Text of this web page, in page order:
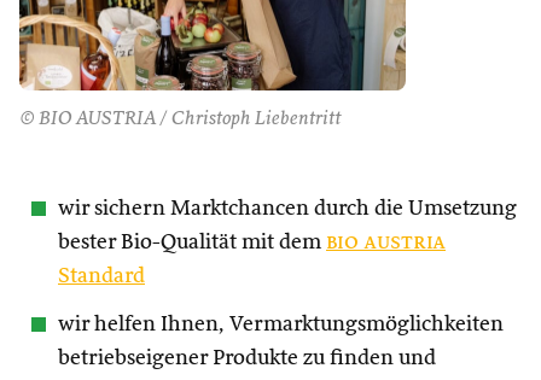
© BIO AUSTRIA / Christoph Liebentritt
wir sichern Marktchancen durch die Umsetzung
bester Bio-Qualität mit dem bio austria
Standard
wir helfen Ihnen, Vermarktungsmöglichkeiten
betriebseigener Produkte zu finden und